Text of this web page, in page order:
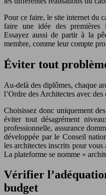
Pour ce faire, le site internet du
faire une idée des premières
Essayez aussi de partir à la
membre, comme leur compte
Éviter tout
Au-delà des diplômes, chaque
l’Ordre des Architectes avec
Choisissez donc uniquement
éviter tout désagrément
professionnelle, assurance
développée par le Conseil
les architectes inscrits pour
La plateforme se nomme «
Vérifier
budget